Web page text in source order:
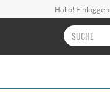
Hallo! Einloggen